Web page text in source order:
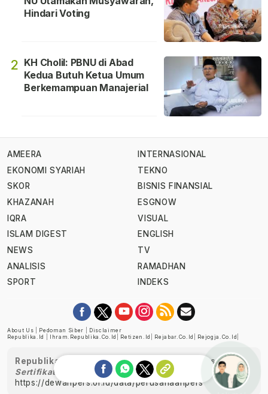
Hindari Voting
2 KH Cholil: PBNU di Abad
Kedua Butuh Ketua Umum
Berkemampuan Manajerial
AMEERA
EKONOMI SYARIAH
SKOR
KHAZANAH
IQRA
ISLAM DIGEST
NEWS
ANALISIS
SPORT
INTERNASIONAL
TEKNO
BISNIS FINANSIAL
ESGNOW
VISUAL
ENGLISH
TV
RAMADHAN
INDEKS
About Us Pedoman Siber
Disclaimer
Republika.id
Ihram.republika.co.id Retizen.id Rejabar.co.id Rejogja.co.id
Republika telah diverifikasi oleh Dewan Pers
Sertifikat Nomor 1058/DP-Verifikasi/K/XII/2022
https://dewanpers.or.id/data/perusahaanpers